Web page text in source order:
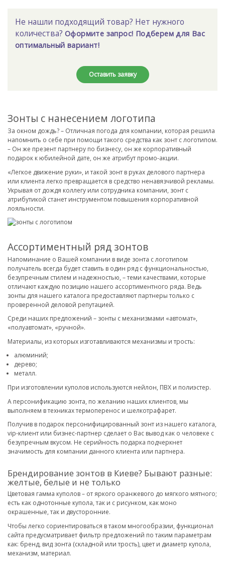
Не нашли подходящий товар? Нет нужного
количества? Оформите запрос! Подберем для Вас
оптимальный вариант!
Оставить заявку
Зонты с нанесением логотипа
За окном дождь? – Отличная погода для компании, которая решила
напомнить о себе при помощи такого средства как зонт с логотипом.
– Он же презент партнеру по бизнесу, он же корпоративный
подарок к юбилейной дате, он же атрибут промо-акции.
«Легкое движение руки», и такой зонт в руках делового партнера
или клиента легко превращается в средство ненавязчивой рекламы.
Укрывая от дождя коллегу или сотрудника компании, зонт с
атрибутикой станет инструментом повышения корпоративной
лояльности.
Ассортиментный ряд зонтов
Напоминание о Вашей компании в виде зонта с логотипом
получатель всегда будет ставить в один ряд с функциональностью,
безупречным стилем и надежностью, – теми качествами, которые
отличают каждую позицию нашего ассортиментного ряда. Ведь
зонты для нашего каталога предоставляют партнеры только с
проверенной деловой репутацией.
Среди наших предложений – зонты с механизмами «автомат»,
«полуавтомат», «ручной».
Материалы, из которых изготавливаются механизмы и трость:
алюминий;
дерево;
металл.
При изготовлении куполов используются нейлон, ПВХ и полиэстер.
А персонификацию зонта, по желанию наших клиентов, мы
выполняем в техниках термоперенос и шелкотрафарет.
Получив в подарок персонифицированный зонт из нашего каталога,
vip-клиент или бизнес-партнер сделает о Вас вывод как о человеке с
безупречным вкусом. Не серийность подарка подчеркнет
значимость для компании данного клиента или партнера.
Брендирование зонтов в Киеве? Бывают разные:
желтые, белые и не только
Цветовая гамма куполов – от яркого оранжевого до мягкого мятного;
есть как однотонные купола, так и с рисунком, как моно
окрашенные, так и двусторонние.
Чтобы легко сориентироваться в таком многообразии, функционал
сайта предусматривает фильтр предложений по таким параметрам
как: бренд, вид зонта (складной или трость), цвет и диаметр купола,
механизм, материал.